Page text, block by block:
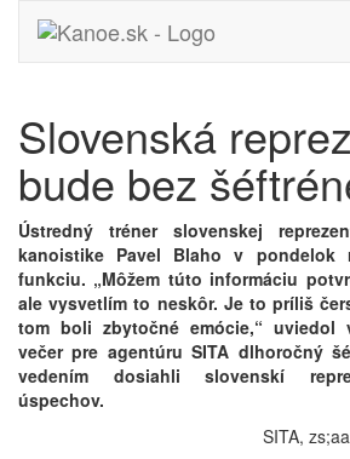
Slovenská
bude bez
Ústredný tréner slovenskej
kanoistike Pavel Blaho v pondelok
funkciu. „Môžem túto informáciu
ale vysvetlím to neskôr. Je to príliš
tom boli zbytočné emócie,“ uviedol
večer pre agentúru SITA dlhoročný
vedením dosiahli slovenskí
úspechov.
SITA,